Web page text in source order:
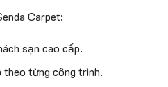
Carpet:
sạn cao cấp.
theo từng công trình.